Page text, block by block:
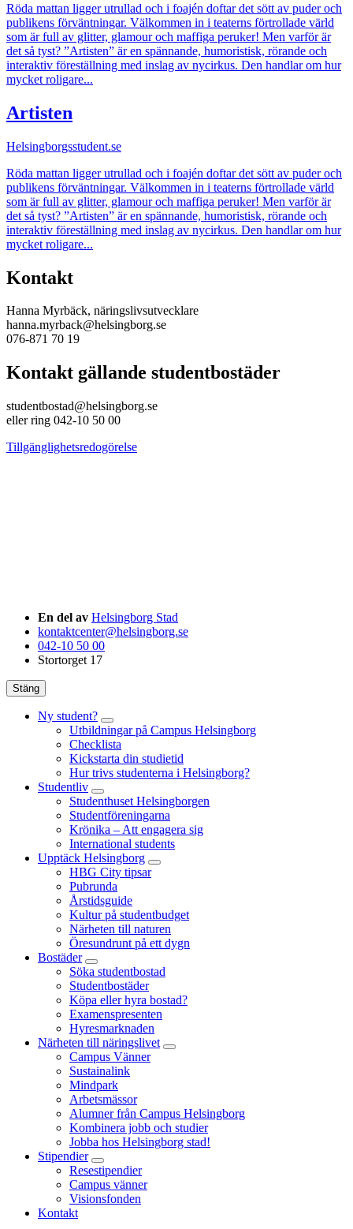
Röda mattan ligger utrullad och i foajén doftar det sött av puder och
publikens förväntningar. Välkommen in i teaterns förtrollade värld
som är full av glitter, glamour och maffiga peruker! Men varför är
det så tyst? ”Artisten” är en spännande, humoristisk, rörande och
interaktiv föreställning med inslag av nycirkus. Den handlar om hur
mycket roligare...
Artisten
Helsingborgsstudent.se
Röda mattan ligger utrullad och i foajén doftar det sött av puder och
publikens förväntningar. Välkommen in i teaterns förtrollade värld
som är full av glitter, glamour och maffiga peruker! Men varför är
det så tyst? ”Artisten” är en spännande, humoristisk, rörande och
interaktiv föreställning med inslag av nycirkus. Den handlar om hur
mycket roligare...
Kontakt
Hanna Myrbäck, näringslivsutvecklare
hanna.myrback@helsingborg.se
076-871 70 19
Kontakt gällande studentbostäder
studentbostad@helsingborg.se
eller ring 042-10 50 00
Tillgänglighetsredogörelse
En del av Helsingborg Stad
kontaktcenter@helsingborg.se
042-10 50 00
Stortorget 17
Stäng
Ny student?
Utbildningar på Campus Helsingborg
Checklista
Kickstarta din studietid
Hur trivs studenterna i Helsingborg?
Studentliv
Studenthuset Helsingborgen
Studentföreningarna
Krönika – Att engagera sig
International students
Upptäck Helsingborg
HBG City tipsar
Pubrunda
Årstidsguide
Kultur på studentbudget
Närheten till naturen
Öresundrunt på ett dygn
Bostäder
Söka studentbostad
Studentbostäder
Köpa eller hyra bostad?
Examenspresenten
Hyresmarknaden
Närheten till näringslivet
Campus Vänner
Sustainalink
Mindpark
Arbetsmässor
Alumner från Campus Helsingborg
Kombinera jobb och studier
Jobba hos Helsingborg stad!
Stipendier
Resestipendier
Campus vänner
Visionsfonden
Kontakt